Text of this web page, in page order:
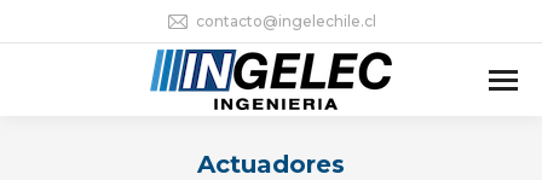
contacto@ingelechile.cl
Actuadores